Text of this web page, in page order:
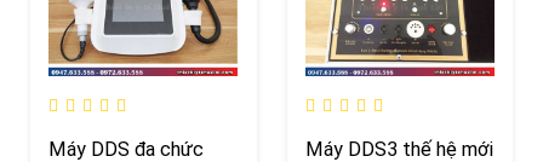
Máy DDS đa chức
Máy DDS3 thế hệ mới